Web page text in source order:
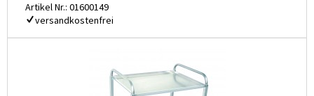
Artikel Nr.: 01600149
versandkostenfrei